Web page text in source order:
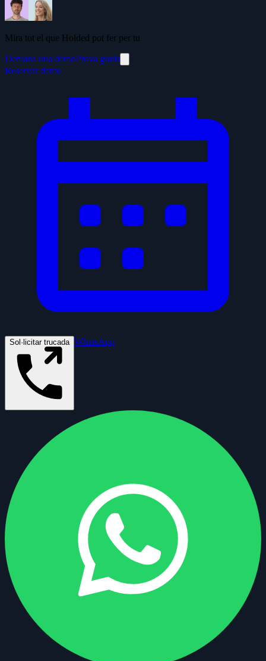
Mira tot el que Holded pot fer per tu
Demana una demoProva gratis
Reservar demo
Sol·licitar trucada WhatsApp